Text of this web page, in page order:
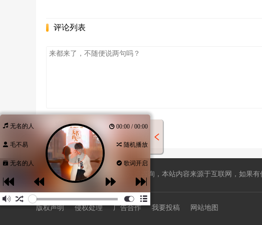
评论列表
站长QQ596508734，广告合作欢迎咨询，本站内容来源于互联网，如果
版权声明 侵权处理 广告合作 我要投稿 网站地图
无名的人 00:00 / 00:00
毛不易 随机播放
无名的人 歌词开启